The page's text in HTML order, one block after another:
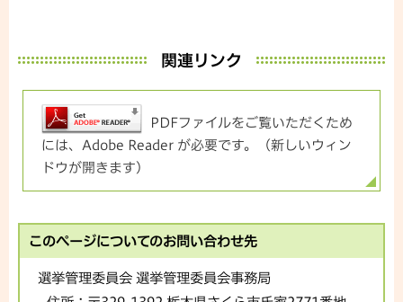
関連リンク
PDFファイルをご覧いただくため
には、Adobe Reader が必要です。（新しいウィン
ドウが開きます）
このページについてのお問い合わせ先
選挙管理委員会 選挙管理委員会事務局